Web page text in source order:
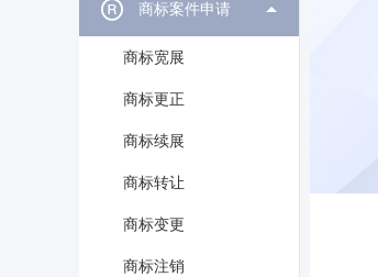
商标案件申请
商标宽展
商标更正
商标续展
商标转让
商标变更
商标注销